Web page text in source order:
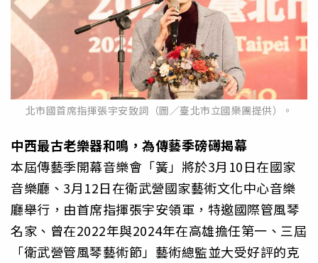
北市國首席指揮張宇安致詞（圖／臺北市立國樂團提供）。
中西最古老樂器和鳴，為傳藝季磅礡揭幕
本屆傳藝季開幕音樂會「簧」將於3月10日在國家
音樂廳、3月12日在衛武營國家藝術文化中心音樂
廳舉行，由首席指揮張宇安領軍，特邀國際管風琴
名家、曾在2022年與2024年在高雄擔任第一、三屆
「衛武營管風琴藝術節」藝術總監並大受好評的克